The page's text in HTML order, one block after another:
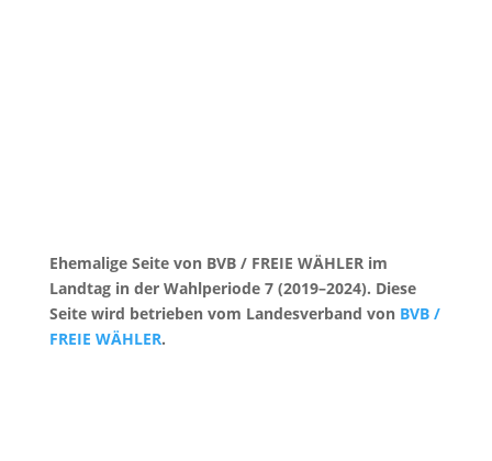
Ehemalige Seite von BVB / FREIE WÄHLER im
Landtag in der Wahlperiode 7 (2019–2024). Diese
Seite wird betrieben vom Landesverband von BVB /
FREIE WÄHLER.